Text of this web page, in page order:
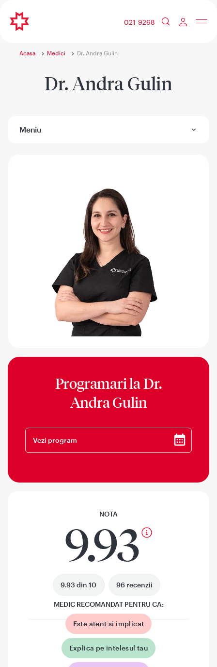
021 9268
Acasa Medici Dr. Andra Gulin
Dr. Andra Gulin
Meniu
Programari laDr.
Andra Gulin
Vezi program
NOTA
9.93
9.93 din 10 96 recenzii
MEDIC RECOMANDAT PENTRU CA:
Este atent si implicat
Explica pe intelesul tau